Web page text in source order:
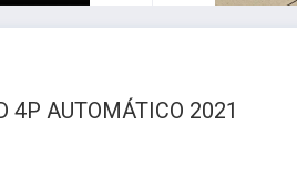
4P AUTOMÁTICO 2021